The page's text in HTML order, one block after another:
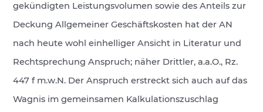
gekündigten Leistungsvolumen sowie des Anteils zur
Deckung Allgemeiner Geschäftskosten hat der AN
nach heute wohl einhelliger Ansicht in Literatur und
Rechtsprechung Anspruch; näher Drittler, a.a.O., Rz.
447 f m.w.N. Der Anspruch erstreckt sich auch auf das
Wagnis im gemeinsamen Kalkulationszuschlag